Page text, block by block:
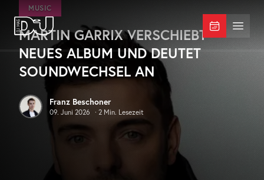
Zum Hauptinhalt springen
DJ Mag Germany Menü
MUSIC
MARTIN GARRIX VERSCHIEBT
NEUES ALBUM UND DEUTET
SOUNDWECHSEL AN
Franz Beschoner
09. Juni 2026 · 2 Min. Lesezeit